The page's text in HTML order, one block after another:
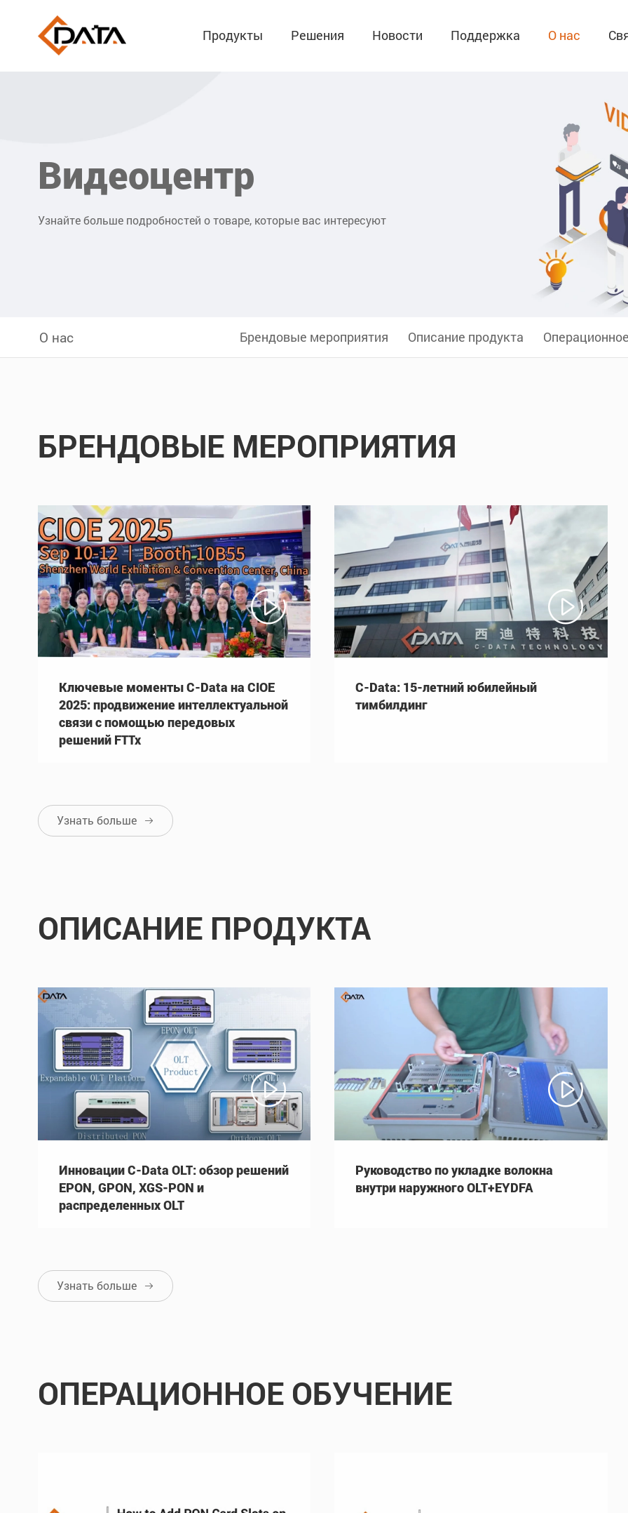
Продукты Решения Новости Поддержка О нас
Видеоцентр
Узнайте больше подробностей о товаре, которые вас интересуют
О нас Брендовые мероприятия Описание продукта
БРЕНДОВЫЕ МЕРОПРИЯТИЯ

Ключевые моменты C-Data на CIOE
2025: продвижение интеллектуальной
связи с помощью передовых
решений FTTx

C-Data: 15-летний юбилейный
тимбилдинг
Узнать больше 
ОПИСАНИЕ ПРОДУКТА

Инновации C-Data OLT: обзор решений
EPON, GPON, XGS-PON и
распределенных OLT

Руководство по укладке волокна
внутри наружного OLT+EYDFA
Узнать больше 
ОПЕРАЦИОННОЕ ОБУЧЕНИЕ